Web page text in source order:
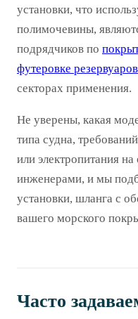
установки, что
полимочевины,
подрядчиков по
футеровке резервуаров
секторах применения.
Не уверены, какая
типа судна,
или электропитания на
инженерами, и мы
установки, шланга с
вашего морского
Часто